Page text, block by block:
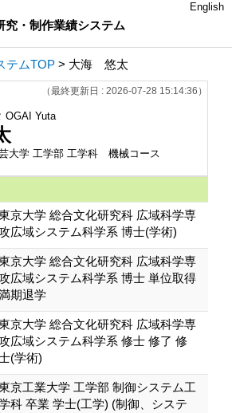
究・制作業績システム
English
テムTOP > 大海 悠太
（最終更新日 : 2026-07-28 15:14:36）
OGAI Yuta
大学 工学部 工学科 機械コース
京大学 総合文化研究科 広域科学専
広域システム科学系 博士(学術)
京大学 総合文化研究科 広域科学専
広域システム科学系 博士 単位取得
期退学
京大学 総合文化研究科 広域科学専
広域システム科学系 修士 修了 修
(学術)
京工業大学 工学部 制御システム工
科 卒業 学士(工学) (制御、システ